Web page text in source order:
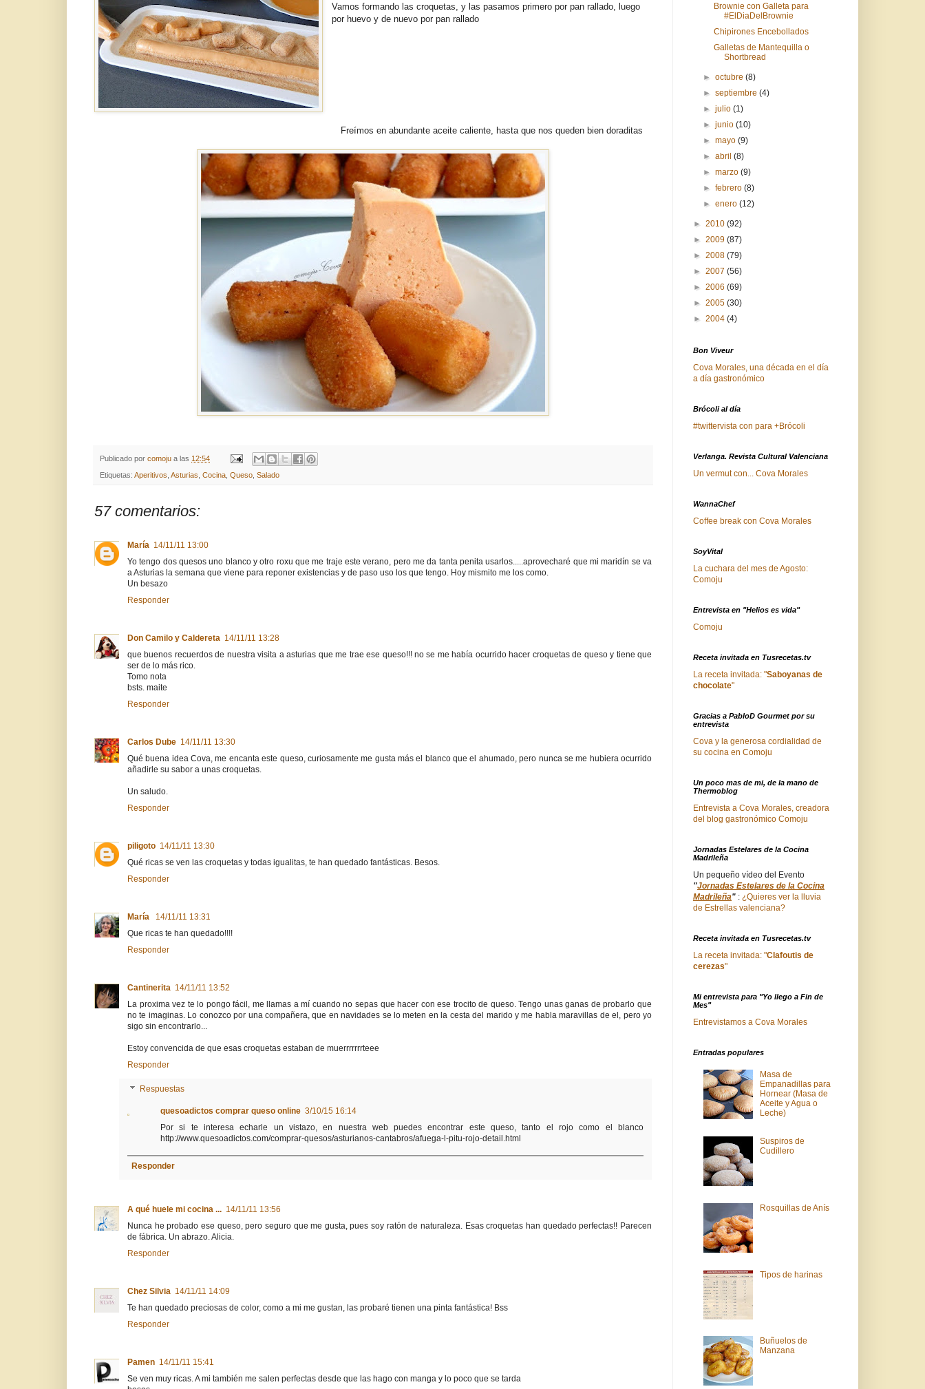
Vamos formando las croquetas, y las pasamos primero por pan rallado, luego
por huevo y de nuevo por pan rallado
Freímos en abundante aceite caliente, hasta que nos queden bien doraditas
Publicado por comoju a las 12:54
Etiquetas: Aperitivos Asturias Cocina Queso Salado
57 comentarios:
María 14/11/11 13:00
Yo tengo dos quesos uno blanco y otro roxu que me traje este verano, pero me da tanta penita usarlos.....aprovecharé que mi maridín se va
a Asturias la semana que viene para reponer existencias y de paso uso los que tengo. Hoy mismito me los como.
Un besazo
Responder
Don Camilo y Caldereta 14/11/11 13:28
que buenos recuerdos de nuestra visita a asturias que me trae ese queso!!! no se me había ocurrido hacer croquetas de queso y tiene que
ser de lo más rico.
Tomo nota
bsts. maite
Responder
Carlos Dube 14/11/11 13:30
Qué buena idea Cova, me encanta este queso, curiosamente me gusta más el blanco que el ahumado, pero nunca se me hubiera ocurrido
añadirle su sabor a unas croquetas.
Un saludo.
Responder
piligoto 14/11/11 13:30
Qué ricas se ven las croquetas y todas igualitas, te han quedado fantásticas. Besos.
Responder
María
14/11/11 13:31
Que ricas te han quedado!!!!
Responder
Cantinerita 14/11/11 13:52
La proxima vez te lo pongo fácil, me llamas a mí cuando no sepas que hacer con ese trocito de queso. Tengo unas ganas de probarlo que
no te imaginas. Lo conozco por una compañera, que en navidades se lo meten en la cesta del marido y me habla maravillas de el, pero yo
sigo sin encontrarlo...
Estoy convencida de que esas croquetas estaban de muerrrrrrrteee
Responder
Respuestas
quesoadictos comprar queso online 3/10/15 16:14
Por si te interesa echarle un vistazo, en nuestra web puedes encontrar este queso, tanto el rojo como el blanco
http://www.quesoadictos.com/comprar-quesos/asturianos-cantabros/afuega-l-pitu-rojo-detail.html
Responder
A qué huele mi cocina ... 14/11/11 13:56
Nunca he probado ese queso, pero seguro que me gusta, pues soy ratón de naturaleza. Esas croquetas han quedado perfectas!! Parecen
de fábrica. Un abrazo. Alicia.
Responder
Chez Silvia 14/11/11 14:09
Te han quedado preciosas de color, como a mi me gustan, las probaré tienen una pinta fantástica! Bss
Responder
Pamen 14/11/11 15:41
Se ven muy ricas. A mi también me salen perfectas desde que las hago con manga y lo poco que se tarda
Brownie con Galleta para
#ElDiaDelBrownie
Chipirones Encebollados
Galletas de Mantequilla o
Shortbread
►octubre(8)
►septiembre(4)
►julio(1)
►junio(10)
►mayo(9)
►abril(8)
►marzo(9)
►febrero(8)
►enero(12)
► 2010 (92)
► 2009 (87)
► 2008 (79)
► 2007 (56)
► 2006 (69)
► 2005 (30)
► 2004 (4)
Bon Viveur
Cova Morales, una década en el día
a día gastronómico
Brócoli al día
#twittervista con para +Brócoli
Verlanga. Revista Cultural Valenciana
Un vermut con... Cova Morales
WannaChef
Coffee break con Cova Morales
SoyVital
La cuchara del mes de Agosto:
Comoju
Entrevista en "Helios es vida"
Comoju
Receta invitada en Tusrecetas.tv
La receta invitada: "Saboyanas de
chocolate"
Gracias a PabloD Gourmet por su
entrevista
Cova y la generosa cordialidad de
su cocina en Comoju
Un poco mas de mi, de la mano de
Thermoblog
Entrevista a Cova Morales, creadora
del blog gastronómico Comoju
Jornadas Estelares de la Cocina
Madrileña
Un pequeño vídeo del Evento
"Jornadas Estelares de la Cocina
Madrileña" : ¿Quieres ver la lluvia
de Estrellas valenciana?
Receta invitada en Tusrecetas.tv
La receta invitada: "Clafoutis de
cerezas"
Mi entrevista para "Yo llego a Fin de
Mes"
Entrevistamos a Cova Morales
Entradas populares
Masa de
Empanadillas para
Hornear (Masa de
Aceite y Agua o
Leche)
Suspiros de
Cudillero
Rosquillas de Anís
Tipos de harinas
Buñuelos de
Manzana